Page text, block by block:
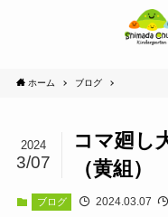
ホーム ブログ
コマ廻し
（黄組）
2024
3/07
ブログ 2024.03.07